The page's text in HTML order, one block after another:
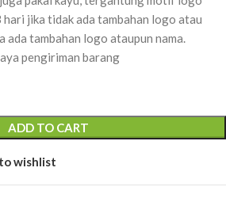
hari jika tidak ada tambahan logo atau
ada tambahan logo ataupun nama.
pengiriman barang
ADD TO CART
wishlist